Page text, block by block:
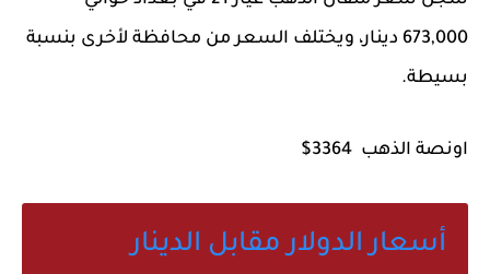
673,000 دينار
، ويختلف السعر من محافظة لأخرى بنسبة
بسيطة.
اونصة الذهب 3364$
أسعار الدولار مقابل الدينار